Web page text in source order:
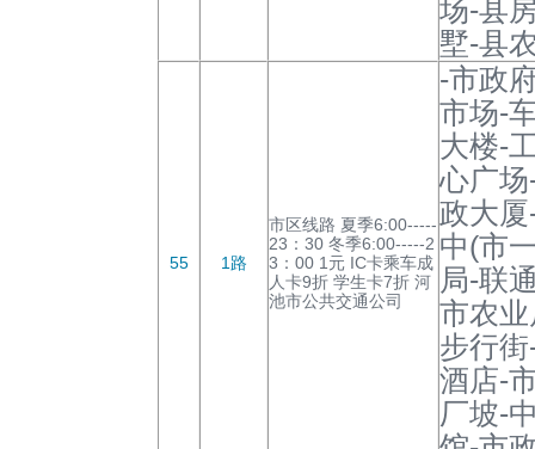
场-县
墅-县
55 1路
市区线路 夏季6:00-----
23：30 冬季6:00-----2
3：00 1元 IC卡乘车成
人卡9折 学生卡7折 河
池市公共交通公司
-市政
市场-
大楼-
心广
政大
中(市
局-联
市农
步行
酒店-
厂坡-